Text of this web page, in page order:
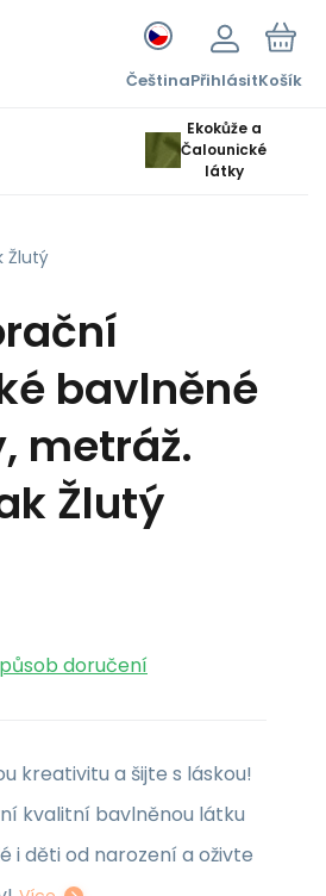
ČeštinaPřihlásitKošík
Ekokůže a
Čalounické
látky
Žlutý
bavlněné
metráž.
Žlutý
doručení
kreativitu a šijte s láskou!
kvalitní bavlněnou látku
i děti od narození a oživte